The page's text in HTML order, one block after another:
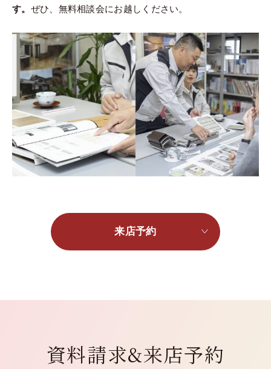
す。 ぜひ、無料相談会にお越しください。
来店予約
資料請求&来店予約